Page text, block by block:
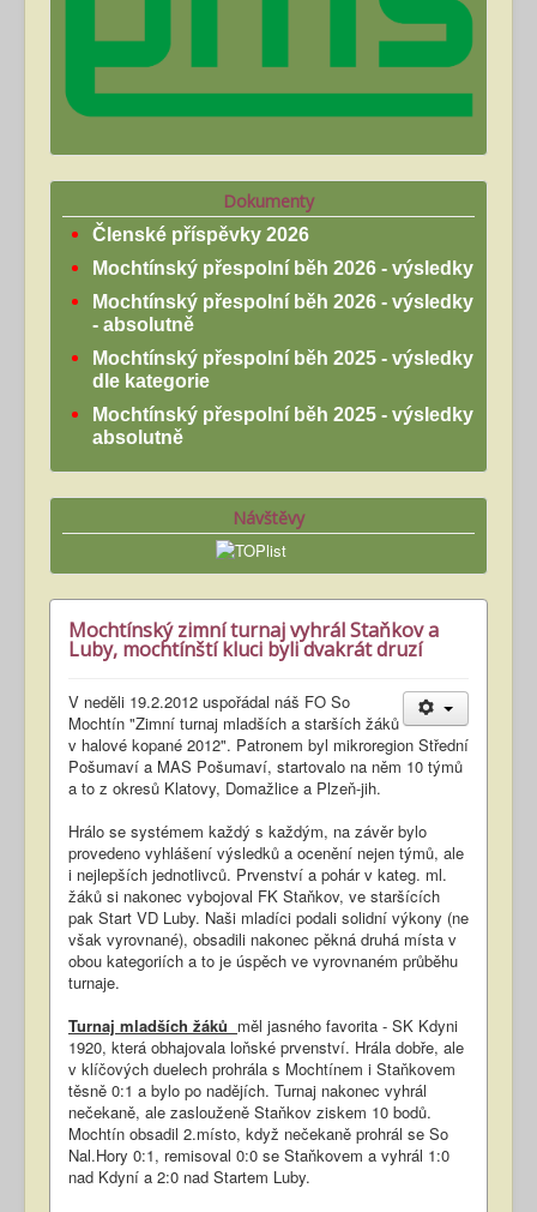
Dokumenty
Členské příspěvky 2026
Mochtínský přespolní běh 2026 - výsledky
Mochtínský přespolní běh 2026 - výsledky
- absolutně
Mochtínský přespolní běh 2025 - výsledky
dle kategorie
Mochtínský přespolní běh 2025 - výsledky
absolutně
Návštěvy
Mochtínský zimní turnaj vyhrál Staňkov a
Luby, mochtínští kluci byli dvakrát druzí
V neděli 19.2.2012 uspořádal náš FO So
Mochtín "Zimní turnaj mladších a starších žáků
v halové kopané 2012". Patronem byl mikroregion Střední
Pošumaví a MAS Pošumaví, startovalo na něm 10 týmů
a to z okresů Klatovy, Domažlice a Plzeň-jih.
Hrálo se systémem každý s každým, na závěr bylo
provedeno vyhlášení výsledků a ocenění nejen týmů, ale
i nejlepších jednotlivců. Prvenství a pohár v kateg. ml.
žáků si nakonec vybojoval FK Staňkov, ve staršících
pak Start VD Luby. Naši mladíci podali solidní výkony (ne
však vyrovnané), obsadili nakonec pěkná druhá místa v
obou kategoriích a to je úspěch ve vyrovnaném průběhu
turnaje.
Turnaj mladších žáků měl jasného favorita - SK Kdyni
1920, která obhajovala loňské prvenství. Hrála dobře, ale
v klíčových duelech prohrála s Mochtínem i Staňkovem
těsně 0:1 a bylo po nadějích. Turnaj nakonec vyhrál
nečekaně, ale zaslouženě Staňkov ziskem 10 bodů.
Mochtín obsadil 2.místo, když nečekaně prohrál se So
Nal.Hory 0:1, remisoval 0:0 se Staňkovem a vyhrál 1:0
nad Kdyní a 2:0 nad Startem Luby.